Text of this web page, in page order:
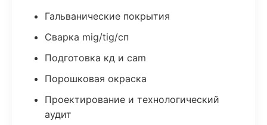
Гальванические покрытия
Сварка mig/tig/сп
Подготовка кд и cam
Порошковая окраска
Проектирование и технологический
аудит